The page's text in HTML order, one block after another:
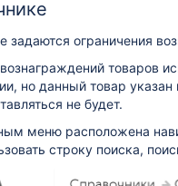
задаются ограничения
товаров
но данный товар
не будет.
меню расположена
строку поиска,